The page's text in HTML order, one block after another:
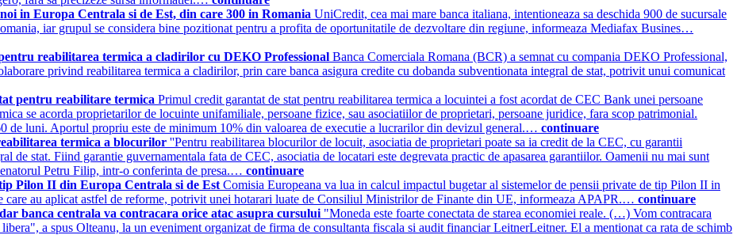
in Europa Centrala si de Est, din care 300 in Romania UniCredit, cea mai mare banca italiana, intentioneaza sa deschida 900 de sucursale
iar grupul se considera bine pozitionat pentru a profita de oportunitatile de dezvoltare din regiune, informeaza Mediafax Busines…
reabilitarea termica a cladirilor cu DEKO Professional Banca Comerciala Romana (BCR) a semnat cu compania DEKO Professional,
privind reabilitarea termica a cladirilor, prin care banca asigura credite cu dobanda subventionata integral de stat, potrivit unui comunicat
pentru reabilitare termica Primul credit garantat de stat pentru reabilitarea termica a locuintei a fost acordat de CEC Bank unei persoane
se acorda proprietarilor de locuinte unifamiliale, persoane fizice, sau asociatiilor de proprietari, persoane juridice, fara scop patrimonial.
de luni. Aportul propriu este de minimum 10% din valoarea de executie a lucrarilor din devizul general.… continuare
termica a blocurilor ''Pentru reabilitarea blocurilor de locuit, asociatia de proprietari poate sa ia credit de la CEC, cu garantii
de stat. Fiind garantie guvernamentala fata de CEC, asociatia de locatari este degrevata practic de apasarea garantiilor. Oamenii nu mai sunt
Petru Filip, intr-o conferinta de presa.… continuare
Pilon II din Europa Centrala si de Est Comisia Europeana va lua in calcul impactul bugetar al sistemelor de pensii private de tip Pilon II in
care au aplicat astfel de reforme, potrivit unei hotarari luate de Consiliul Ministrilor de Finante din UE, informeaza APAPR.… continuare
banca centrala va contracara orice atac asupra cursului "Moneda este foarte conectata de starea economiei reale. (…) Vom contracara
a spus Olteanu, la un eveniment organizat de firma de consultanta fiscala si audit financiar LeitnerLeitner. El a mentionat ca rata de schimb